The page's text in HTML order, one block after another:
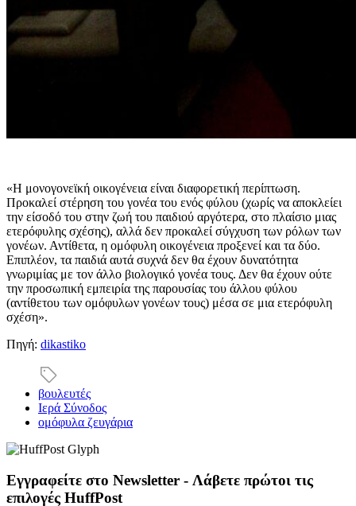
«Η μονογονεϊκή οικογένεια είναι διαφορετική περίπτωση.
Προκαλεί στέρηση του γονέα του ενός φύλου (χωρίς να αποκλείει
την είσοδό του στην ζωή του παιδιού αργότερα, στο πλαίσιο μιας
ετερόφυλης σχέσης), αλλά δεν προκαλεί σύγχυση των ρόλων των
γονέων. Αντίθετα, η ομόφυλη οικογένεια προξενεί και τα δύο.
Επιπλέον, τα παιδιά αυτά συχνά δεν θα έχουν δυνατότητα
γνωριμίας με τον άλλο βιολογικό γονέα τους. Δεν θα έχουν ούτε
την προσωπική εμπειρία της παρουσίας του άλλου φύλου
(αντίθετου των ομόφυλων γονέων τους) μέσα σε μια ετερόφυλη
σχέση».
Πηγή: dikastiko
βουλευτές
Ιερά Σύνοδος
ομόφυλα ζευγάρια
Εγγραφείτε στο Newsletter - Λάβετε πρώτοι τις
επιλογές HuffPost